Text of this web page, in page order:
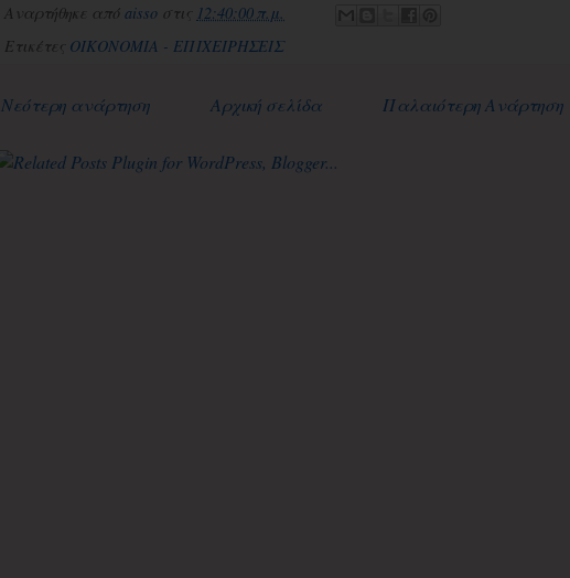
Αναρτήθηκε από aisso στις 12:40:00 π.μ.
Ετικέτες ΟΙΚΟΝΟΜΙΑ - ΕΠΙΧΕΙΡΗΣΕΙΣ
Νεότερη ανάρτηση Παλαιότερη Ανάρτηση
Αρχική σελίδα